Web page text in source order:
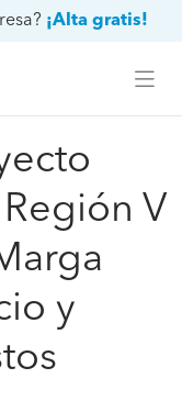
¡Alta gratis!
V
y